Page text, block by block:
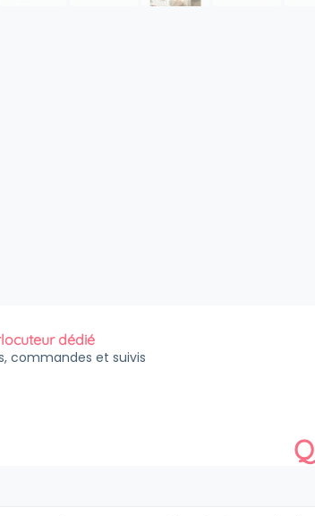
dédié
commandes et suivis